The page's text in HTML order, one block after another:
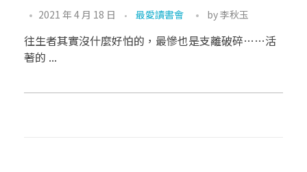
2021 年 4 月 18 日 最愛讀書會 by李秋玉
往生者其實沒什麼好怕的，最慘也是支離破碎……活
著的 ...